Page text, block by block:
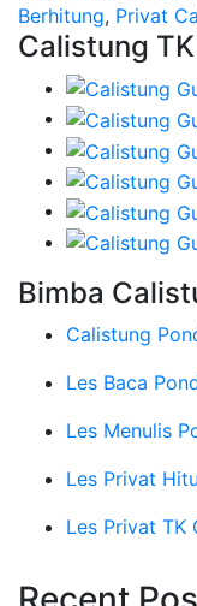
Berhitung, Privat
Calistung
Bimba
Calistung
Les Baca
Les Menulis
Les Privat
Les Privat TK